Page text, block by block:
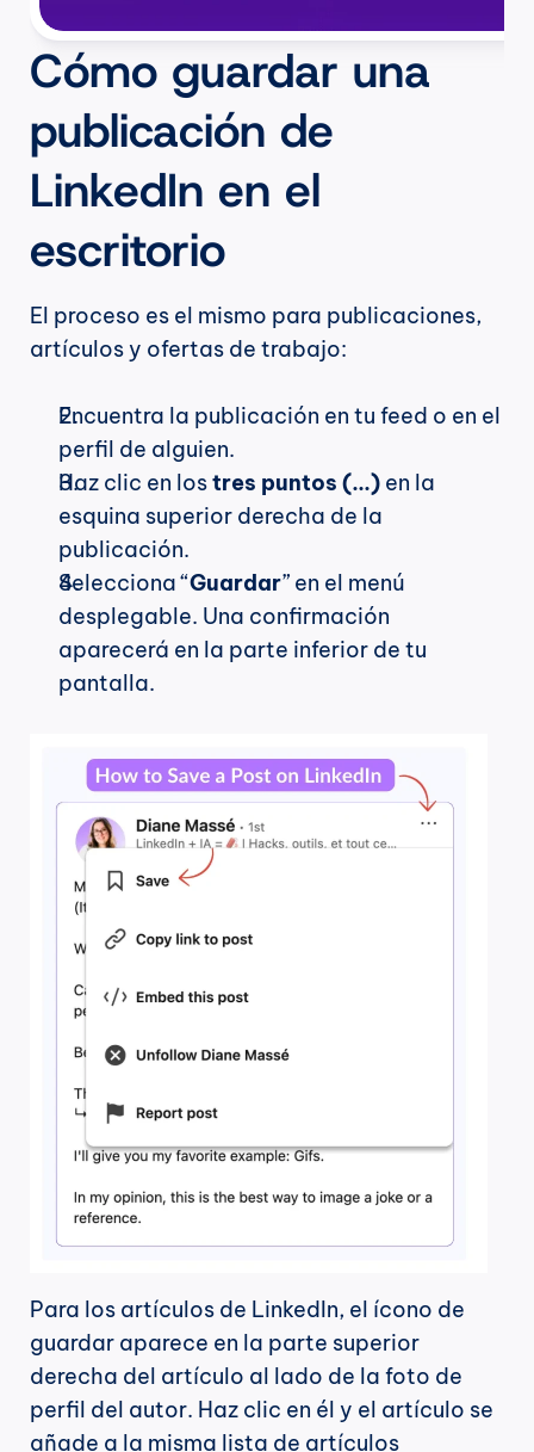
Cómo guardar una
publicación de
LinkedIn en el
escritorio
El proceso es el mismo para publicaciones,
artículos y ofertas de trabajo:
Encuentra la publicación en tu feed o en el
perfil de alguien.
Haz clic en los tres puntos (...) en la
esquina superior derecha de la
publicación.
Selecciona “Guardar” en el menú
desplegable. Una confirmación
aparecerá en la parte inferior de tu
pantalla.
Para los artículos de LinkedIn, el ícono de
guardar aparece en la parte superior
derecha del artículo al lado de la foto de
perfil del autor. Haz clic en él y el artículo se
añade a la misma lista de artículos